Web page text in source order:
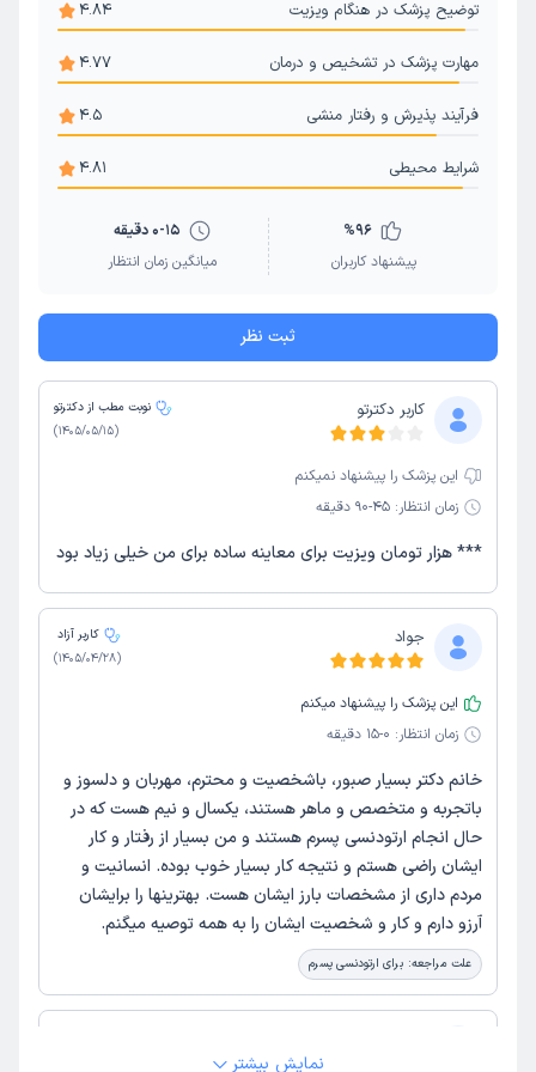
توضیح پزشک در هنگام ویزیت 4.84
مهارت پزشک در تشخیص و درمان 4.77
فرآیند پذیرش و رفتار منشی 4.5
شرایط محیطی 4.81
%96
پیشنهاد کاربران
0-15 دقیقه
میانگین زمان انتظار
ثبت نظر
کاربر دکترتو
نوبت مطب از دکترتو
(
1405/05/15
)
این پزشک را پیشنهاد نمیکنم
زمان انتظار: 45-90 دقیقه
*** هزار تومان ویزیت برای معاینه ساده برای من خیلی زیاد بود
جواد
کاربر آزاد
(
1405/04/28
)
این پزشک را پیشنهاد میکنم
زمان انتظار: 0-15 دقیقه
خانم دکتر بسیار صبور، باشخصیت و محترم، مهربان و دلسوز و
باتجربه و متخصص و ماهر هستند، یکسال و نیم هست که در
حال انجام ارتودنسی پسرم هستند و من بسیار از رفتار و کار
ایشان راضی هستم و نتیجه کار بسیار خوب بوده. انسانیت و
مردم داری از مشخصات بارز ایشان هست. بهترینها را برایشان
آرزو دارم و کار و شخصیت ایشان را به همه توصیه میگنم.
علت مراجعه: برای ارتودنسی پسرم
نمایش بیشتر